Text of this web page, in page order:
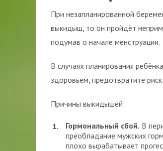
При незапланированной
выкидыш, то он пройдёт
подумав о начале менструации.
В случаях планирования
здоровьем, предотвратите
Причины выкидышей:
Гормональный сбой. В
преобладание мужских
плохо вырабатывает